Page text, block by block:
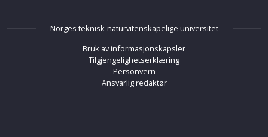
Norges teknisk-naturvitenskapelige universitet
Bruk av informasjonskapsler
Tilgjengelighetserklæring
Personvern
Ansvarlig redaktør